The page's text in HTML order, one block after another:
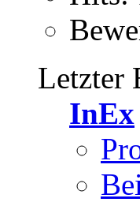
Letzter
InEx